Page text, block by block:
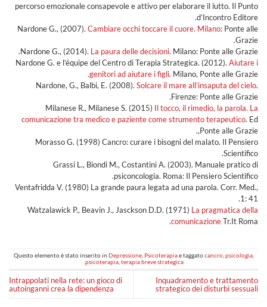
percorso emozionale consapevole e attivo per elaborare il lutto. Il Punto
d’Incontro Editore.
Nardone G., (2007). Cambiare occhi toccare il cuore. Milano: Ponte alle
Grazie.
Nardone G., (2014). La paura delle decisioni. Milano: Ponte alle Grazie.
Nardone G. e l’équipe del Centro di Terapia Strategica. (2012). Aiutare i
genitori ad aiutare i figli. Milano, Ponte alle Grazie.
Nardone, G., Balbi, E. (2008). Solcare il mare all’insaputa del cielo.
Firenze: Ponte alle Grazie.
Milanese R., Milanese S. (2015) Il tocco, il rimedio, la parola. La
comunicazione tra medico e paziente come strumento terapeutico. Ed
Ponte alle Grazie,.
Morasso G. (1998) Cancro: curare i bisogni del malato. Il Pensiero
Scientifico.
Grassi L., Biondi M., Costantini A. (2003). Manuale pratico di
psiconcologia. Roma: Il Pensiero Scientifico.
Ventafridda V. (1980) La grande paura legata ad una parola. Corr. Med.,
1: 41.
Watzalawick P., Beavin J., Jasckson D.D. (1971) La pragmatica della
comunicazioneTr.It Roma.
Questo elemento è stato inserito in Depressione, Psicoterapiae taggatocancro, psicologia,
psicoterapia, terapia breve strategica
Inquadramento e trattamento
strategico dei disturbi sessuali
Intrappolati nella rete: un gioco di
autoinganni crea la dipendenza